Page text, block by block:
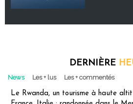
DERNIÈRE
News Les + lus Les + commentés
Le Rwanda, un tourisme à haute